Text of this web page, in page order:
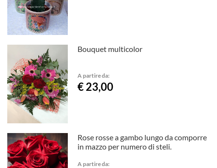
Bouquet multicolor
A partire da:
€ 23,00
Rose rosse a gambo lungo da comporre
in mazzo per numero di steli.
A partire da: